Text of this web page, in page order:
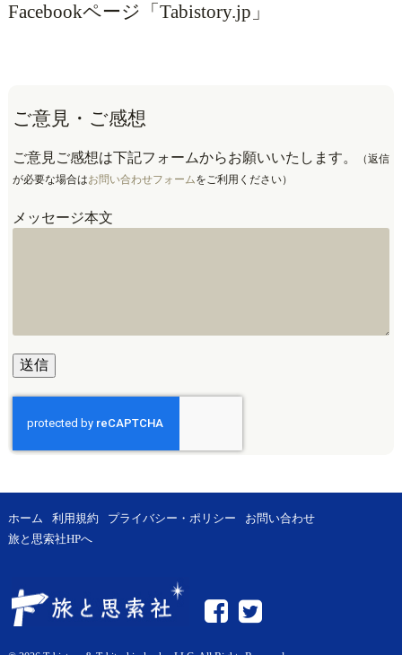
Facebookページ「Tabistory.jp」
ご意見・ご感想
ご意見ご感想は下記フォームからお願いいたします。
（返信
が必要な場合はお問い合わせフォームをご利用ください）
メッセージ本文
ホーム 利用規約 プライバシー・ポリシー
お問い合わせ
旅と思索社HPへ